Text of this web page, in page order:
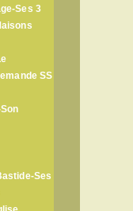
Ses 3
SS
Ses